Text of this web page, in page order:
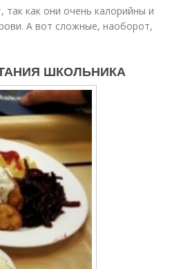
как они очень калорийны и
А вот сложные, наоборот,
ШКОЛЬНИКА